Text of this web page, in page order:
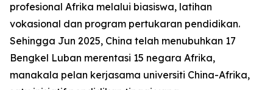
profesional Afrika melalui biasiswa, latihan
vokasional dan program pertukaran pendidikan.
Sehingga Jun 2025, China telah menubuhkan 17
Bengkel Luban merentasi 15 negara Afrika,
manakala pelan kerjasama universiti China-Afrika,